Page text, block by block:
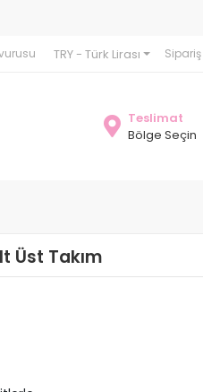
Seamless Tayt Crop
TRY - Türk Lirası
Teslimat
Bölge Seçin
Üst Takım